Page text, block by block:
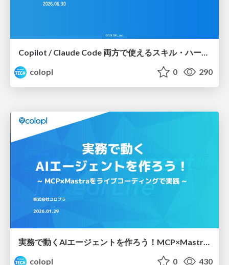
colopl
0 290
実務で動くAIエージェントを作ろう！MCP×Mastraをライブコーディングで実践
colopl
0 430